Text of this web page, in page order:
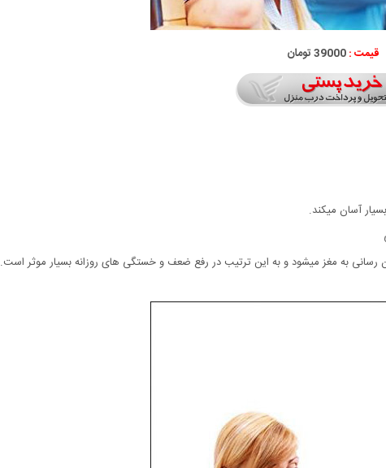
قیمت :39000 تومان
به مغز میشود و به این ترتیب در رفع ضعف و خستگی های روزانه بسیار موثر است.